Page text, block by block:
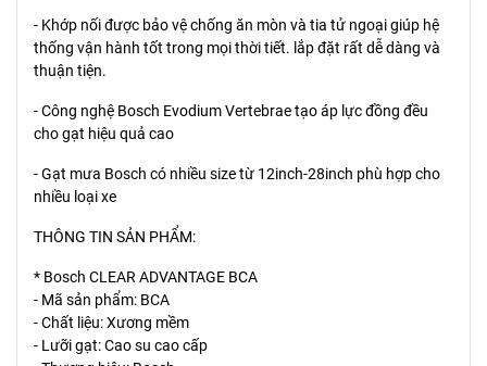
- Khớp nối được bảo vệ chống ăn mòn và tia tử ngoại giúp hệ
thống vận hành tốt trong mọi thời tiết. lắp đặt rất dễ dàng và
thuận tiện.
- Công nghệ Bosch Evodium Vertebrae tạo áp lực đồng đều
cho gạt hiệu quả cao
- Gạt mưa Bosch có nhiều size từ 12inch-28inch phù hợp cho
nhiều loại xe
THÔNG TIN SẢN PHẨM:
* Bosch CLEAR ADVANTAGE BCA
- Mã sản phẩm: BCA
- Chất liệu: Xương mềm
- Lưỡi gạt: Cao su cao cấp